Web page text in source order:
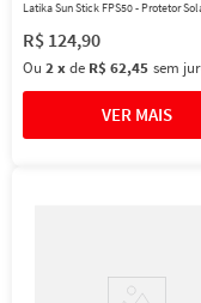
Latika Sun Stick FPS50 - Protetor
R$ 124,90
Ou 2xde R$ 62,45 sem